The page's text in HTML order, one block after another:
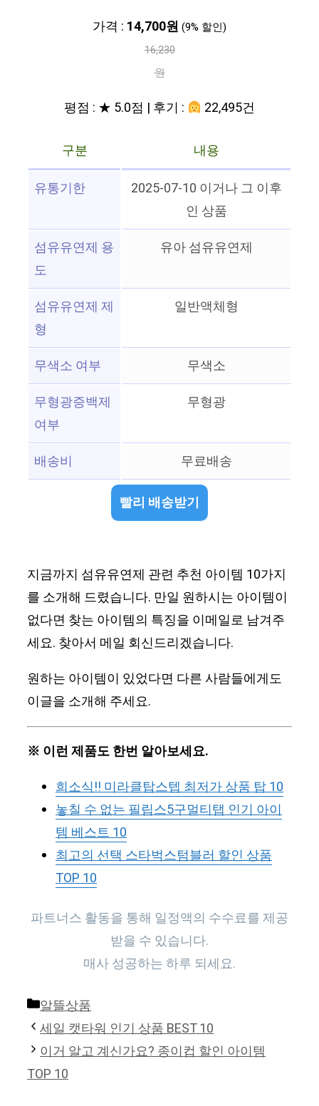
가격 : 14,700원 (9% 할인)
16,230
원
평점 : ★ 5.0점 | 후기 : 22,495건
구분
내용
유통기한
2025-07-10 이거나 그 이후
인 상품
섬유유연제 용
도
유아 섬유유연제
섬유유연제 제
형
일반액체형
무색소 여부
무색소
무형광증백제
여부
무형광
배송비 무료배송
빨리 배송받기
지금까지 섬유유연제 관련 추천 아이템 10가지
를 소개해 드렸습니다. 만일 원하시는 아이템이
없다면 찾는 아이템의 특징을 이메일로 남겨주
세요. 찾아서 메일 회신드리겠습니다.
원하는 아이템이 있었다면 다른 사람들에게도
이글을 소개해 주세요.
※ 이런 제품도 한번 알아보세요.
희소식!! 미라클탑스텝 최저가 상품 탑 10
놓칠 수 없는 필립스5구멀티탭 인기 아이
템 베스트 10
최고의 선택 스타벅스텀블러 할인 상품
TOP 10
파트너스 활동을 통해 일정액의 수수료를 제공
받을 수 있습니다.
매사 성공하는 하루 되세요.
Categories
알뜰상품
세일 캣타워 인기 상품 BEST 10
이거 알고 계신가요? 종이컵 할인 아이템
TOP 10